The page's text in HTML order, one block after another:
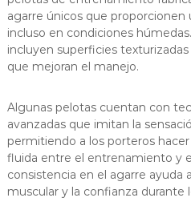
agarre únicos que proporcionen
incluso en condiciones
incluyen superficies
que mejoran el manejo.
Algunas pelotas cuentan con
avanzadas que imitan la
permitiendo a los porteros
fluida entre el entrenamiento y
consistencia en el agarre ayuda
muscular y la confianza durante